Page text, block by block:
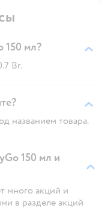
150 мл?
Br.
названием товара.
150 мл и
много акций и
в разделе акций